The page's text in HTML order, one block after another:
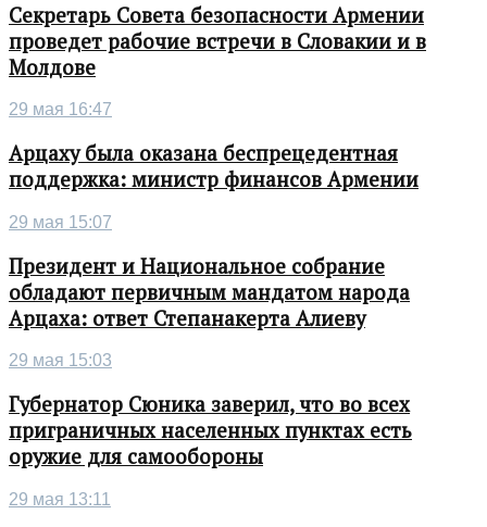
Секретарь Совета безопасности Армении
проведет рабочие встречи в Словакии и в
Молдове
29 мая 16:47
Арцаху была оказана беспрецедентная
поддержка: министр финансов Армении
29 мая 15:07
Президент и Национальное собрание
обладают первичным мандатом народа
Арцаха: ответ Степанакерта Алиеву
29 мая 15:03
Губернатор Сюника заверил, что во всех
приграничных населенных пунктах есть
оружие для самообороны
29 мая 13:11